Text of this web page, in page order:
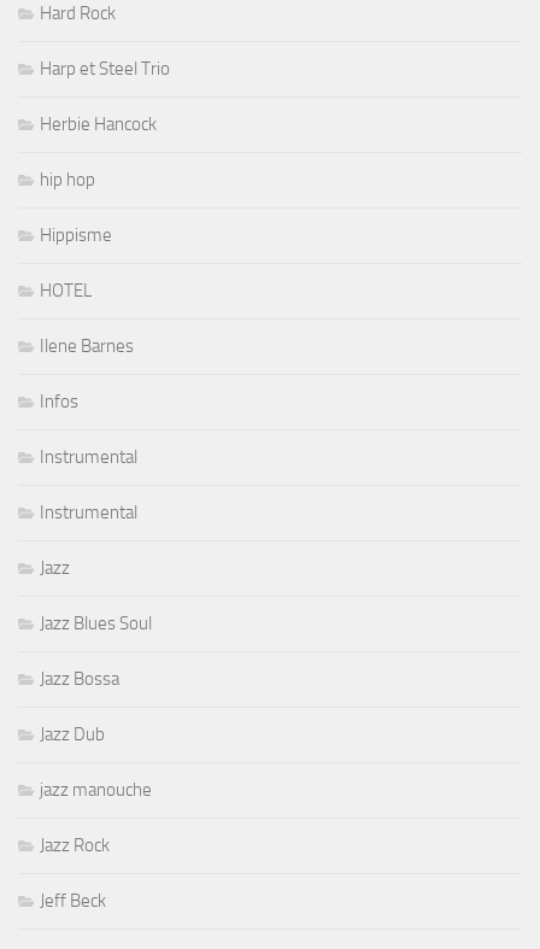
Hard Rock
Harp et Steel Trio
Herbie Hancock
hip hop
Hippisme
HOTEL
Ilene Barnes
Infos
Instrumental
Instrumental
Jazz
Jazz Blues Soul
Jazz Bossa
Jazz Dub
jazz manouche
Jazz Rock
Jeff Beck